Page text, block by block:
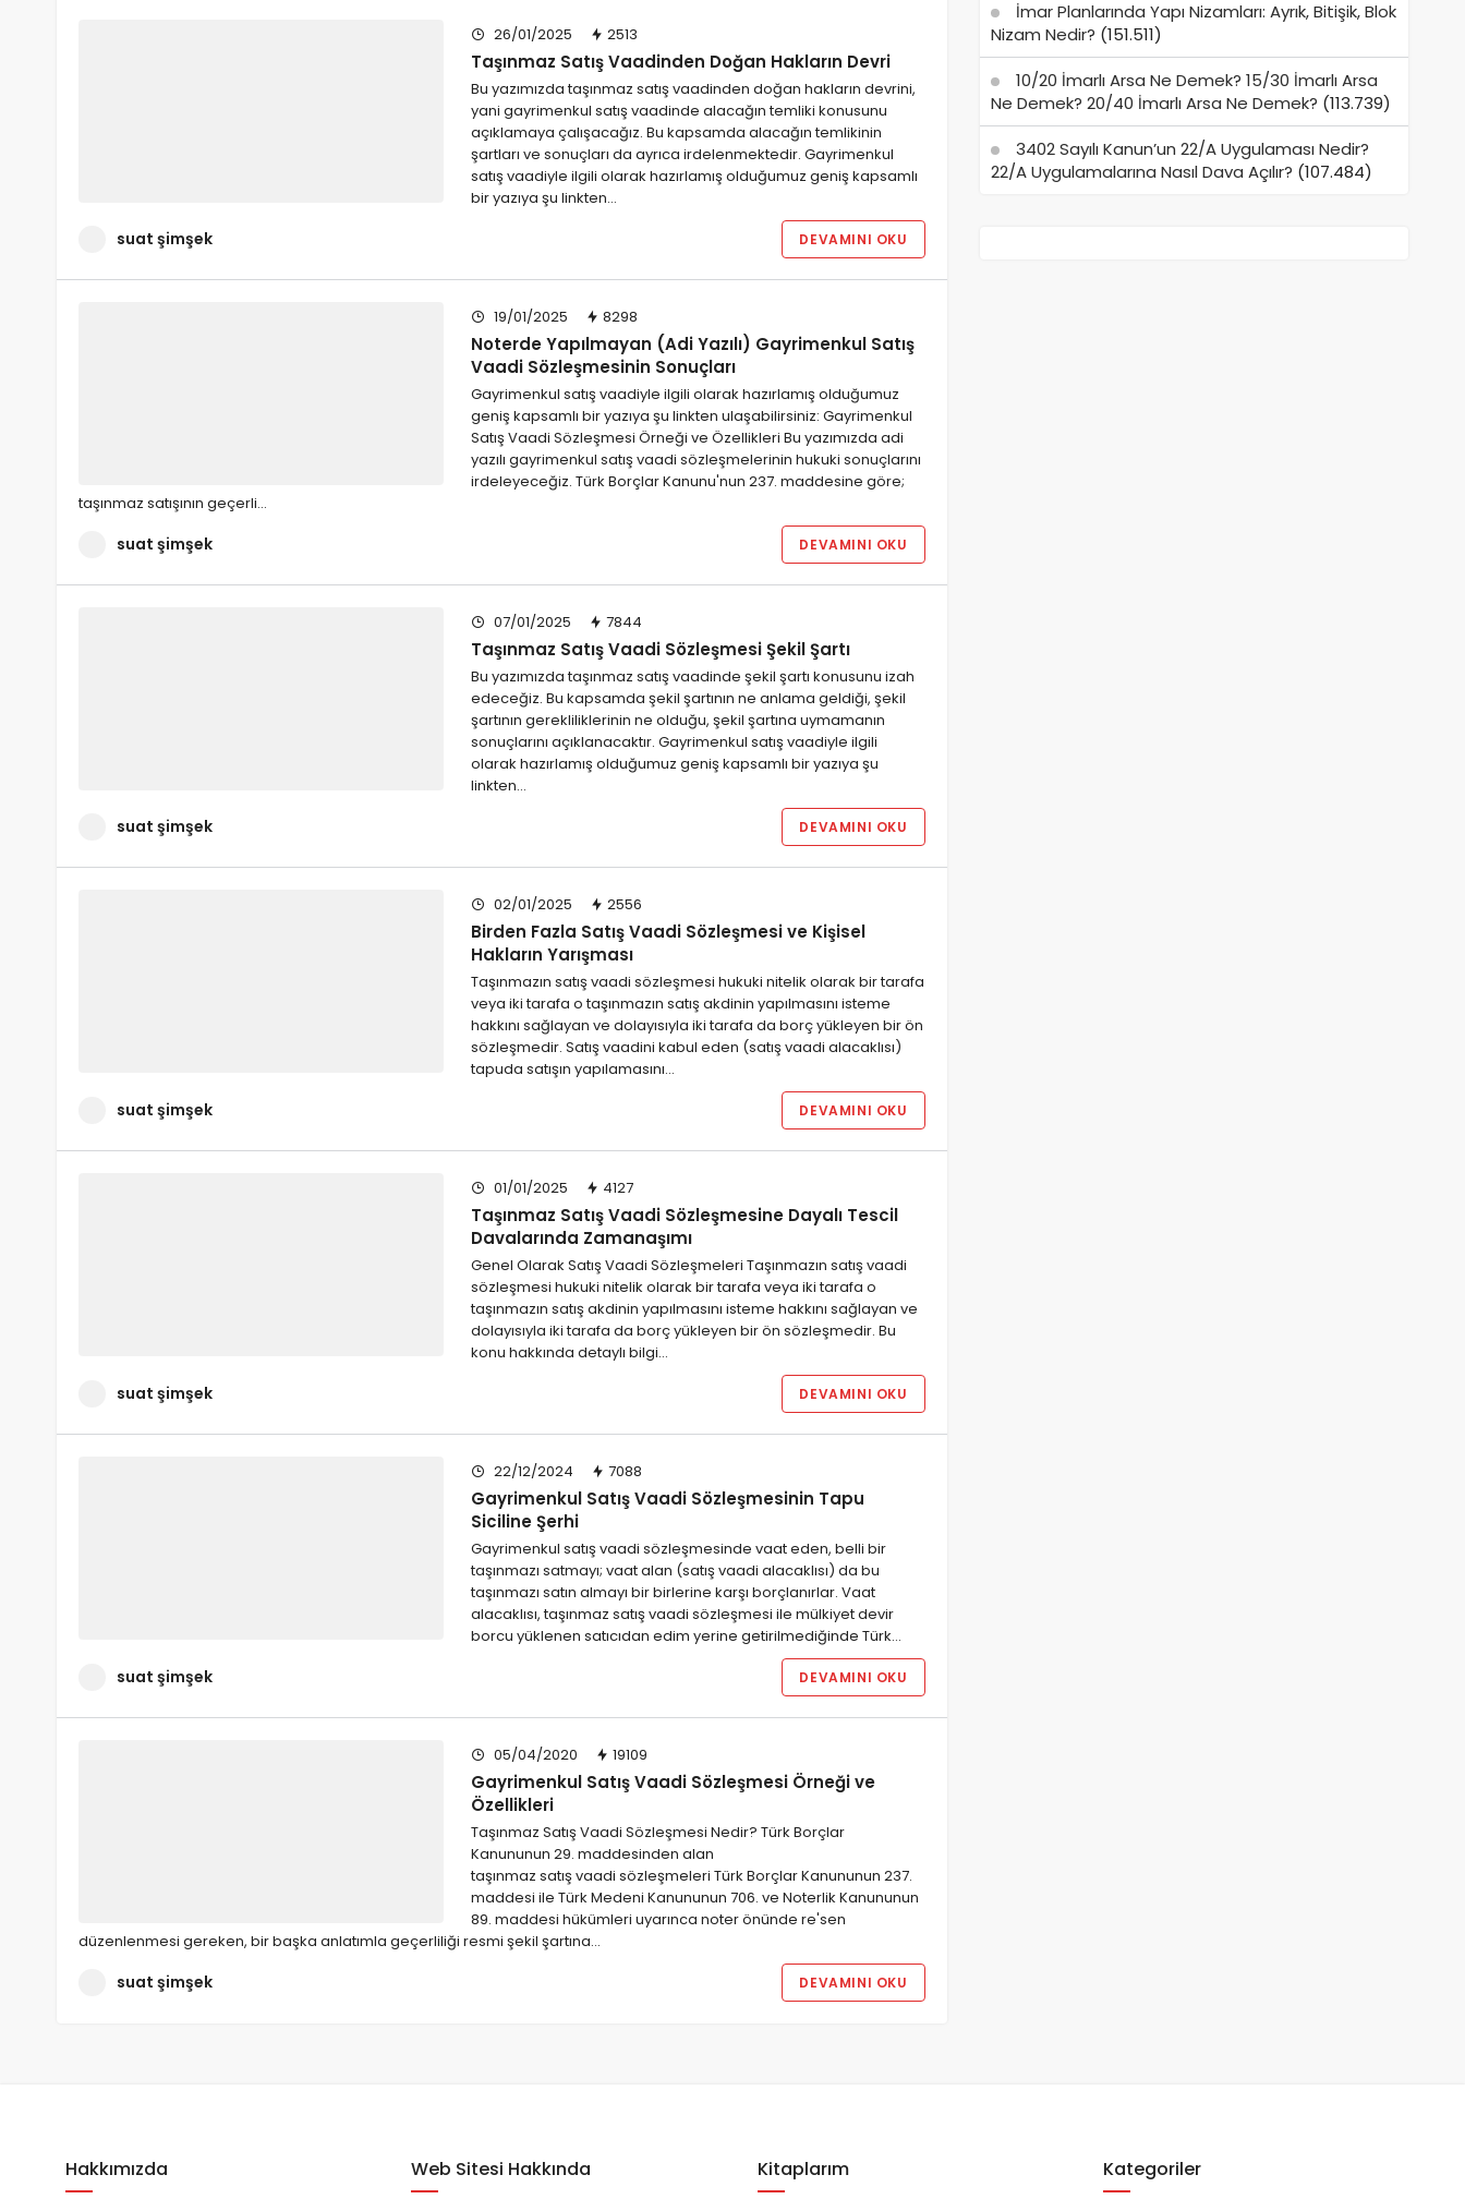
26/01/2025 2513
Taşınmaz Satış Vaadinden Doğan Hakların Devri
Bu yazımızda taşınmaz satış vaadinden doğan hakların devrini,
yani gayrimenkul satış vaadinde alacağın temliki konusunu
açıklamaya çalışacağız. Bu kapsamda alacağın temlikinin
şartları ve sonuçları da ayrıca irdelenmektedir. Gayrimenkul
satış vaadiyle ilgili olarak hazırlamış olduğumuz geniş kapsamlı
bir yazıya şu linkten…
suat şimşek DEVAMINI OKU
19/01/2025 8298
Noterde Yapılmayan (Adi Yazılı) Gayrimenkul Satış
Vaadi Sözleşmesinin Sonuçları
Gayrimenkul satış vaadiyle ilgili olarak hazırlamış olduğumuz
geniş kapsamlı bir yazıya şu linkten ulaşabilirsiniz: Gayrimenkul
Satış Vaadi Sözleşmesi Örneği ve Özellikleri Bu yazımızda adi
yazılı gayrimenkul satış vaadi sözleşmelerinin hukuki sonuçlarını
irdeleyeceğiz. Türk Borçlar Kanunu'nun 237. maddesine göre;
taşınmaz satışının geçerli…
suat şimşek DEVAMINI OKU
07/01/2025 7844
Taşınmaz Satış Vaadi Sözleşmesi Şekil Şartı
Bu yazımızda taşınmaz satış vaadinde şekil şartı konusunu izah
edeceğiz. Bu kapsamda şekil şartının ne anlama geldiği, şekil
şartının gerekliliklerinin ne olduğu, şekil şartına uymamanın
sonuçlarını açıklanacaktır. Gayrimenkul satış vaadiyle ilgili
olarak hazırlamış olduğumuz geniş kapsamlı bir yazıya şu
linkten…
suat şimşek DEVAMINI OKU
02/01/2025 2556
Birden Fazla Satış Vaadi Sözleşmesi ve Kişisel
Hakların Yarışması
Taşınmazın satış vaadi sözleşmesi hukuki nitelik olarak bir tarafa
veya iki tarafa o taşınmazın satış akdinin yapılmasını isteme
hakkını sağlayan ve dolayısıyla iki tarafa da borç yükleyen bir ön
sözleşmedir. Satış vaadini kabul eden (satış vaadi alacaklısı)
tapuda satışın yapılamasını…
suat şimşek DEVAMINI OKU
01/01/2025 4127
Taşınmaz Satış Vaadi Sözleşmesine Dayalı Tescil
Davalarında Zamanaşımı
Genel Olarak Satış Vaadi Sözleşmeleri Taşınmazın satış vaadi
sözleşmesi hukuki nitelik olarak bir tarafa veya iki tarafa o
taşınmazın satış akdinin yapılmasını isteme hakkını sağlayan ve
dolayısıyla iki tarafa da borç yükleyen bir ön sözleşmedir. Bu
konu hakkında detaylı bilgi…
suat şimşek DEVAMINI OKU
22/12/2024 7088
Gayrimenkul Satış Vaadi Sözleşmesinin Tapu
Siciline Şerhi
Gayrimenkul satış vaadi sözleşmesinde vaat eden, belli bir
taşınmazı satmayı; vaat alan (satış vaadi alacaklısı) da bu
taşınmazı satın almayı bir birlerine karşı borçlanırlar. Vaat
alacaklısı, taşınmaz satış vaadi sözleşmesi ile mülkiyet devir
borcu yüklenen satıcıdan edim yerine getirilmediğinde Türk…
suat şimşek DEVAMINI OKU
05/04/2020 19109
Gayrimenkul Satış Vaadi Sözleşmesi Örneği ve
Özellikleri
Taşınmaz Satış Vaadi Sözleşmesi Nedir? Türk Borçlar
Kanununun 29. maddesinden alan
taşınmaz satış vaadi sözleşmeleri Türk Borçlar Kanununun 237.
maddesi ile Türk Medeni Kanununun 706. ve Noterlik Kanununun
89. maddesi hükümleri uyarınca noter önünde re'sen
düzenlenmesi gereken, bir başka anlatımla geçerliliği resmi şekil şartına…
suat şimşek DEVAMINI OKU
İmar Planlarında Yapı Nizamları: Ayrık, Bitişik, Blok
Nizam Nedir? (151.511)
10/20 İmarlı Arsa Ne Demek? 15/30 İmarlı Arsa
Ne Demek? 20/40 İmarlı Arsa Ne Demek? (113.739)
3402 Sayılı Kanun’un 22/A Uygulaması Nedir?
22/A Uygulamalarına Nasıl Dava Açılır? (107.484)
Hakkımızda Web Sitesi Hakkında Kitaplarım Kategoriler